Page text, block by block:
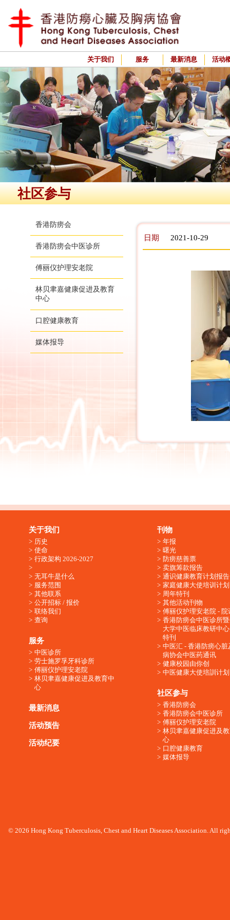
关于我们 服务 最新消息 活动
社区参与
香港防痨会
香港防痨会中医诊所
傅丽仪护理安老院
林贝聿嘉健康促进及教育
中心
口腔健康教育
媒体报导
日期 2021-10-29
关于我们
历史
使命
行政架构 2026-2027
无耳牛是什么
服务范围
其他联系
公开招标 / 报价
联络我们
查询
服务
中医诊所
劳士施罗孚牙科诊所
傅丽仪护理安老院
林贝聿嘉健康促进及教育中
心
最新消息
活动预告
活动纪要
刊物
年报
曙光
防痨慈善票
卖旗筹款报告
通识健康教育计划报告
家庭健康大使培训计划
周年特刊
其他活动刊物
傅丽仪护理安老院 - 院
香港防痨会中医诊所
大学中医临床教研中
特刊
中医汇 - 香港防痨心脏
病协会中医药通讯
健康校园由你创
中医健康大使培訓计划
社区参与
香港防痨会
香港防痨会中医诊所
傅丽仪护理安老院
林贝聿嘉健康促进及
心
口腔健康教育
媒体报导
© 2026 Hong Kong Tuberculosis, Chest and Heart Diseases Association. All